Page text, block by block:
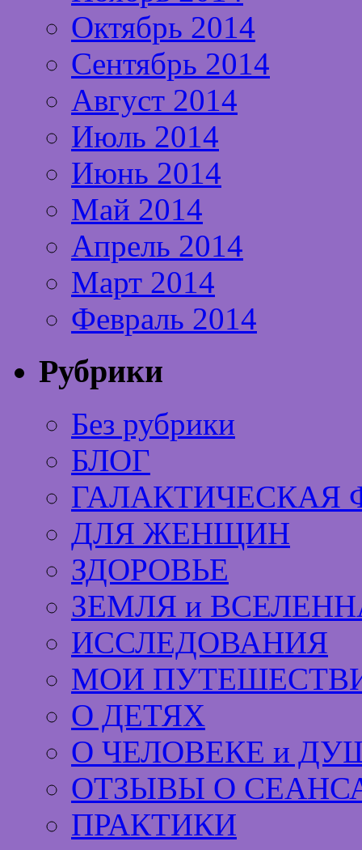
Октябрь 2014
Сентябрь 2014
Август 2014
Июль 2014
Июнь 2014
Май 2014
Апрель 2014
Март 2014
Февраль 2014
Рубрики
Без рубрики
БЛОГ
ГАЛАКТИЧЕСКАЯ
ДЛЯ ЖЕНЩИН
ЗДОРОВЬЕ
ЗЕМЛЯ и
ИССЛЕДОВАНИЯ
МОИ
О ДЕТЯХ
О ЧЕЛОВЕКЕ и
ОТЗЫВЫ О
ПРАКТИКИ